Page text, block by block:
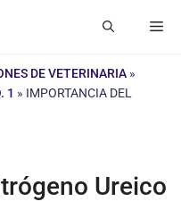
DE VETERINARIA »
1 » IMPORTANCIA DEL
Ureico